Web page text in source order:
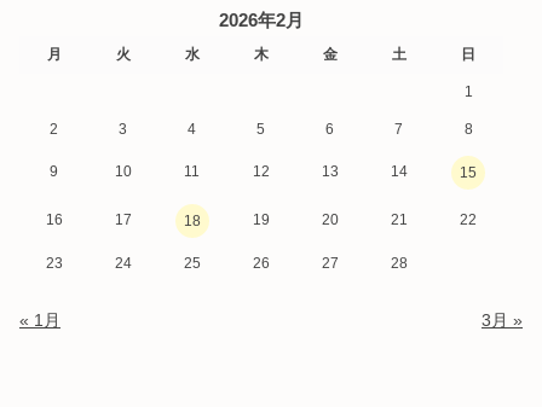
2026年2月
月 火 水 木 金 土 日
1
2 3 4 5 6 7 8
9 10 11 12 13 14 15
16 17 18 19 20 21 22
23 24 25 26 27 28
« 1月 3月 »